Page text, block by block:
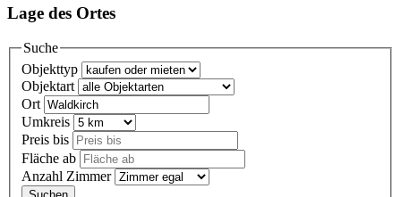
Lage des Ortes
Suche
Objekttyp
Objektart
Ort
Umkreis
Preis bis
Fläche ab
Anzahl Zimmer